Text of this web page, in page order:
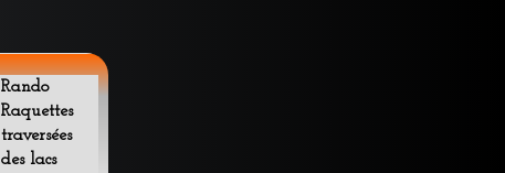
Rando
Raquettes
traversées
des lacs